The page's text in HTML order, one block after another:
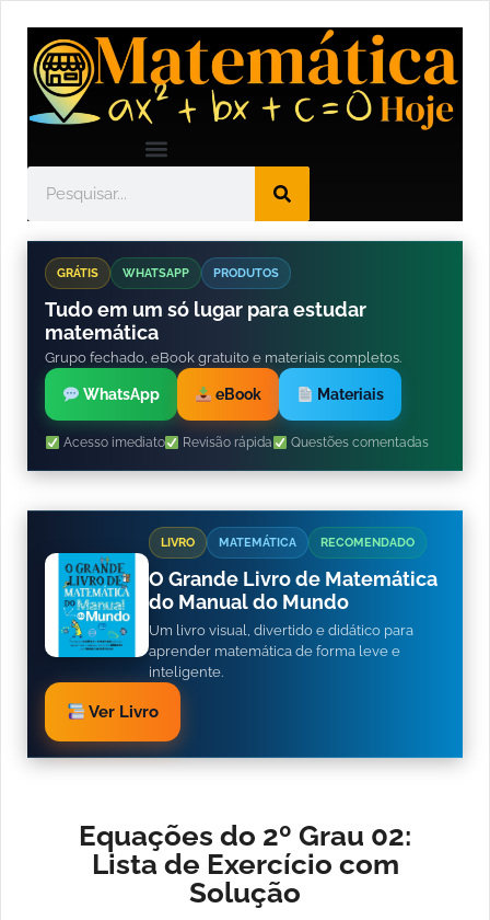
GRÁTIS WHATSAPP PRODUTOS
Tudo em um só lugar para estudar
matemática
Grupo fechado, eBook gratuito e materiais completos.
WhatsApp eBook Materiais
Acesso imediato Revisão rápida Questões comentadas
LIVRO MATEMÁTICA RECOMENDADO
O Grande Livro de Matemática
do Manual do Mundo
Um livro visual, divertido e didático para
aprender matemática de forma leve e
inteligente.
Ver Livro
Equações do 2º Grau 02:
Lista de Exercício com
Solução